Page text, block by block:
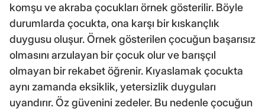
komşu ve akraba çocukları örnek gösterilir. Böyle
durumlarda çocukta, ona karşı bir kıskançlık
duygusu oluşur. Örnek gösterilen çocuğun başarısız
olmasını arzulayan bir çocuk olur ve barışçıl
olmayan bir rekabet öğrenir. Kıyaslamak çocukta
aynı zamanda eksiklik, yetersizlik duyguları
uyandırır. Öz güvenini zedeler. Bu nedenle çocuğun